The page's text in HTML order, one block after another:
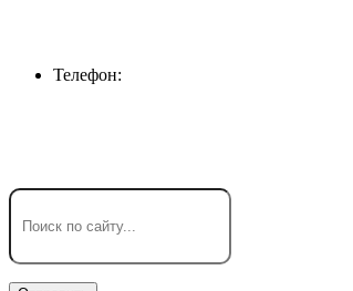
Телефон: